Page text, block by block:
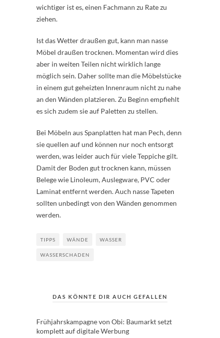
wichtiger ist es, einen Fachmann zu Rate zu
ziehen.
Ist das Wetter draußen gut, kann man nasse
Möbel draußen trocknen. Momentan wird dies
aber in weiten Teilen nicht wirklich lange
möglich sein. Daher sollte man die Möbelstücke
in einem gut geheizten Innenraum nicht zu nahe
an den Wänden platzieren. Zu Beginn empfiehlt
es sich zudem sie auf Paletten zu stellen.
Bei Möbeln aus Spanplatten hat man Pech, denn
sie quellen auf und können nur noch entsorgt
werden, was leider auch für viele Teppiche gilt.
Damit der Boden gut trocknen kann, müssen
Belege wie Linoleum, Auslegware, PVC oder
Laminat entfernt werden. Auch nasse Tapeten
sollten unbedingt von den Wänden genommen
werden.
TIPPS WÄNDE WASSER
WASSERSCHADEN
DAS KÖNNTE DIR AUCH GEFALLEN
Frühjahrskampagne von Obi: Baumarkt setzt
komplett auf digitale Werbung